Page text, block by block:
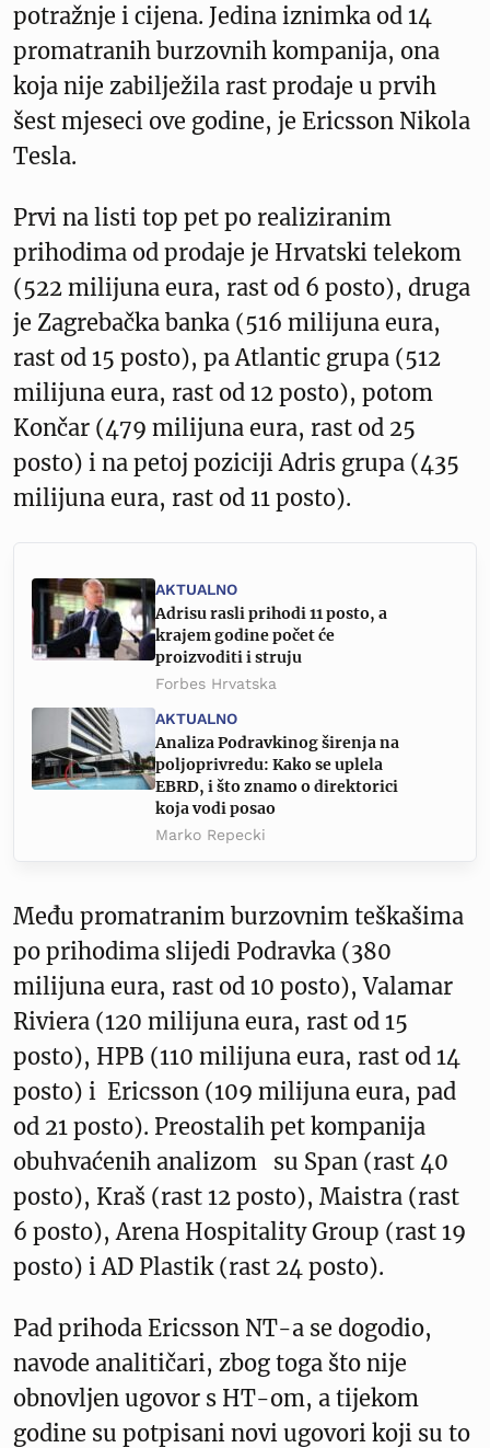
potražnje i cijena. Jedina iznimka od 14
promatranih burzovnih kompanija, ona
koja nije zabilježila rast prodaje u prvih
šest mjeseci ove godine, je Ericsson Nikola
Tesla.
Prvi na listi top pet po realiziranim
prihodima od prodaje je Hrvatski telekom
(522 milijuna eura, rast od 6 posto), druga
je Zagrebačka banka (516 milijuna eura,
rast od 15 posto), pa Atlantic grupa (512
milijuna eura, rast od 12 posto), potom
Končar (479 milijuna eura, rast od 25
posto) i na petoj poziciji Adris grupa (435
milijuna eura, rast od 11 posto).
AKTUALNO
Adrisu rasli prihodi 11 posto, a
krajem godine počet će
proizvoditi i struju
Forbes Hrvatska
AKTUALNO
Analiza Podravkinog širenja na
poljoprivredu: Kako se uplela
EBRD, i što znamo o direktorici
koja vodi posao
Marko Repecki
Među promatranim burzovnim teškašima
po prihodima slijedi Podravka (380
milijuna eura, rast od 10 posto), Valamar
Riviera (120 milijuna eura, rast od 15
posto), HPB (110 milijuna eura, rast od 14
posto) i Ericsson (109 milijuna eura, pad
od 21 posto). Preostalih pet kompanija
obuhvaćenih analizom su Span (rast 40
posto), Kraš (rast 12 posto), Maistra (rast
6 posto), Arena Hospitality Group (rast 19
posto) i AD Plastik (rast 24 posto).
Pad prihoda Ericsson NT-a se dogodio,
navode analitičari, zbog toga što nije
obnovljen ugovor s HT-om, a tijekom
godine su potpisani novi ugovori koji su to